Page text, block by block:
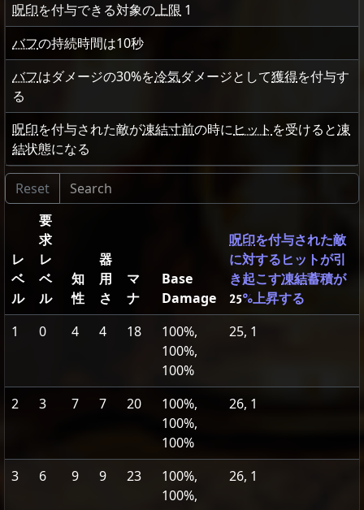
呪印を付与できる対象の上限 1
バフの持続時間は10秒
バフはダメージの30%を冷気ダメージとして獲得を付与す
る
呪印を付与された敵が凍結寸前の時にヒット を受けると凍
結状態になる
レ
ベ
ル
要
求
レ
ベ
ル
知
性
器
用
さ
マ
ナ
Base
Damage
呪印を付与された敵
に対するヒットが引
き起こす凍結蓄積が
25%上昇する
1 0 4 4 18
100%,
100%,
100%
25, 1
2 3 7 7 20
100%,
100%,
100%
26, 1
3 6 9 9 23
100%,
100%,
26, 1